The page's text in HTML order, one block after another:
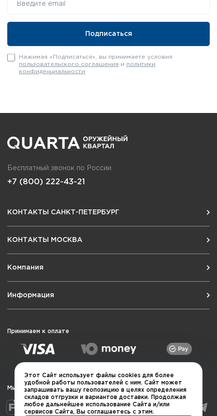
Нажимая «Подписаться», вы принимаете условия
пользовательского соглашения и политики
конфиденциальности
Бесплатный звонок по России
+7 (800) 222-43-21
КОНТАКТЫ САНКТ-ПЕТЕРБУРГ
КОНТАКТЫ МОСКВА
Компания
Информация
Принимаем к оплате
Мы в социальных сетях
Этот Сайт использует файлы cookies для более
удобной работы пользователей с ним. Сайт может
запрашивать вашу геопозицию в целях определения
складов отгрузки и вариантов доставки. Продолжая
любое дальнейшее использование Сайта и/или
сервисов Сайта, Вы соглашаетесь с этим.